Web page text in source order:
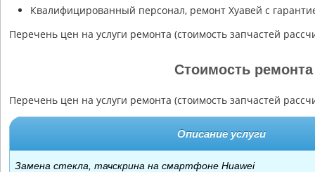
Квалифицированный персонал, ремонт Хуавей с
Перечень цен на услуги ремонта (стоимость запчастей
Стоимость
Перечень цен на услуги ремонта (стоимость запчастей
Описание услуги
Замена стекла, тачскрина на смартфоне Huawei